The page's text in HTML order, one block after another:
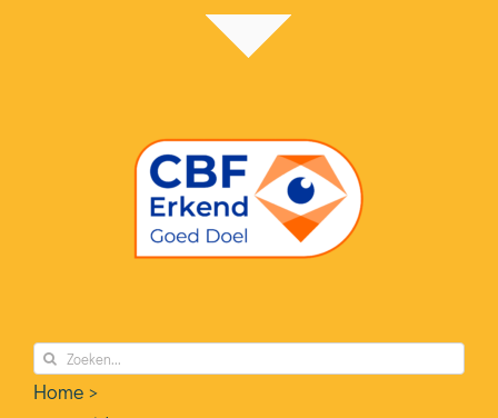
Zoeken
naar:
Home >